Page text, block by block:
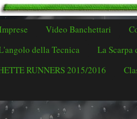
Video Banchettari
della Tecnica
La Scarpa
RUNNERS 2015/2016